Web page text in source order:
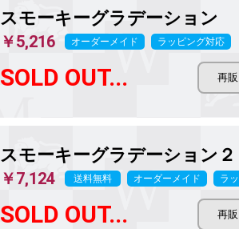
スモーキーグラデーション
￥5,216 オーダーメイド ラッピング対応
SOLD OUT...
スモーキーグラデーション２
￥7,124 送料無料 オーダーメイド ラ
SOLD OUT...